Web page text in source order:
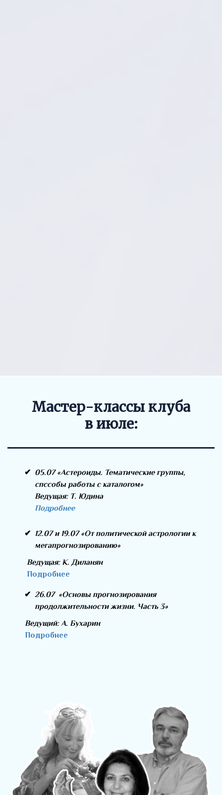
Мастер-классы клуба
в июле:
05.07 «Астероиды. Тематические группы,
спссобы работы с каталогом»
Ведущая: Т. Юдина
Подробнее
12.07 и 19.07 «От политической астрологии к
мегапрогнозированию»
Ведущая: К. Диланян
Подробнее
26.07 «Основы прогнозирования
продолжительности жизни. Часть 3»
Ведущий: А. Бухарин
Подробнее